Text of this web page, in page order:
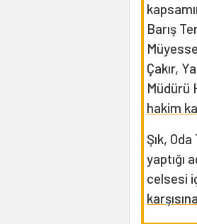
Barış
Çakır,
Müdürü
hakim
Şık,
yaptığı
celsesi